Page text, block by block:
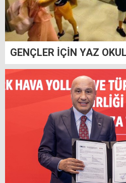
GENÇLER İÇİN YAZ